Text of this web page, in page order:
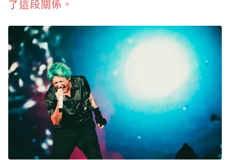
了這段關係。